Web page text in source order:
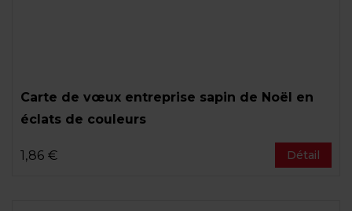
Carte de vœux entreprise sapin de Noël en
éclats de couleurs
1,86 € Détail